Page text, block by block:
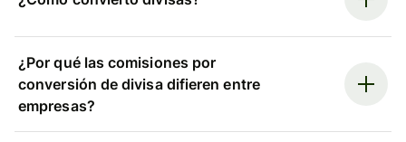
¿Por qué las comisiones por
conversión de divisa difieren entre
empresas?